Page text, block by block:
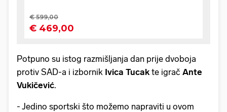
Potpuno su istog razmišljanja dan prije dvoboja
protiv SAD-a i izbornik Ivica Tucak te igrač Ante
Vukičević.
- Jedino sportski što možemo napraviti u ovom